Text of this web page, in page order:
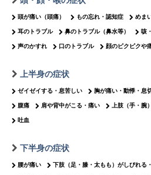
頭が痛い（頭痛） もの忘れ・認知症 めま
耳のトラブル 鼻のトラブル（鼻水等） 咳
声のかすれ 口のトラブル 顔のピクピクや
上半身の症状
ゼイゼイする・息苦しい 胸が痛い・動悸・息
腹痛 肩や背中がこる・痛い 上肢（手・腕
吐血
下半身の症状
腰が痛い 下肢（足・膝・太もも）がしびれる